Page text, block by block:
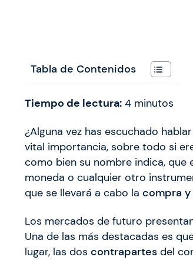
Tabla de Contenidos
Tiempo de lectura: 4 minutos
¿Alguna vez has escuchado
vital importancia, sobre todo si
como bien su nombre indica,
moneda o cualquier otro
que se llevará a cabo la compra y
Los mercados de futuro
Una de las más destacadas es
lugar, las dos contrapartes del